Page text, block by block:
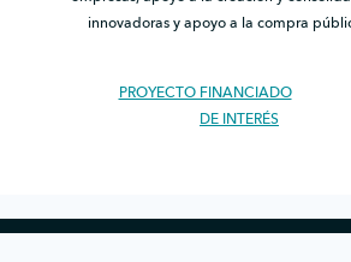
innovadoras y apoyo a la compra
PROYECTO FINANCIADO
DE INTERÉS